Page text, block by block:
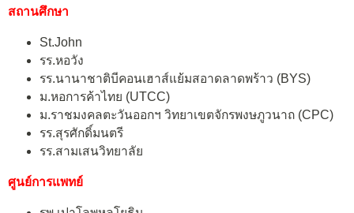
สถานศึกษา
St.John
รร.หอวัง
รร.นานาชาติบีคอนเฮาส์แย้มสอาดลาดพร้าว (BYS)
ม.หอการค้าไทย (UTCC)
ม.ราชมงคลตะวันออกฯ วิทยาเขตจักรพงษภูวนาถ (CPC)
รร.สุรศักดิ์มนตรี
รร.สามเสนวิทยาลัย
ศูนย์การแพทย์